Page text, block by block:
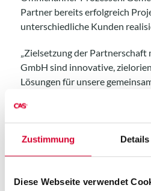
Zustimmung Details
Diese Webseite verwendet
Partner bereits erfolgreich
unterschiedliche Kunden
„Zielsetzung der
GmbH sind innovative,
Lösungen für unsere
Jürgen Werner,
AG, zur Kooperation und führt
uns auf die Zusammenarbeit
GmbH!“
DieCAS AGschafft seit der